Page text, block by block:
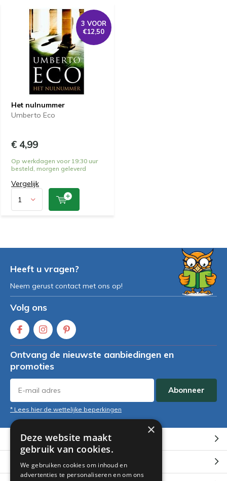
3 VOOR
€12,50
Het nulnummer
Umberto Eco
€ 4,99
Op werkdagen voor 19:30 uur
besteld, morgen geleverd
Vergelijk
Heeft u vragen?
Neem gerust contact met ons op!
Volg ons
Ontvang de nieuwste aanbiedingen en
promoties
Abonneer
* Lees hier de wettelijke beperkingen
Klantenservice
Mijn account
×
Deze website maakt
gebruik van cookies.
We gebruiken cookies om inhoud en
advertenties te personaliseren en om ons